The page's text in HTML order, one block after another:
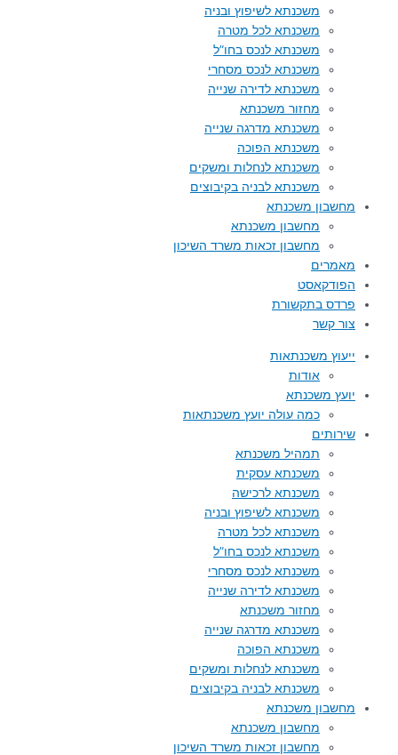
משכנתא לשיפוץ ובניה
משכנתא לכל מטרה
משכנתא לנכס בחו”ל
משכנתא לנכס מסחרי
משכנתא לדירה שנייה
מחזור משכנתא
משכנתא מדרגה שנייה
משכנתא הפוכה
משכנתא לנחלות ומשקים
משכנתא לבניה בקיבוצים
מחשבון משכנתא
מחשבון משכנתא
מחשבון זכאות משרד השיכון
מאמרים
הפודקאסט
פרדס בתקשורת
צור קשר
ייעוץ משכנתאות
אודות
יועץ משכנתא
כמה עולה יועץ משכנתאות
שירותים
תמהיל משכנתא
משכנתא עסקית
משכנתא לרכישה
משכנתא לשיפוץ ובניה
משכנתא לכל מטרה
משכנתא לנכס בחו”ל
משכנתא לנכס מסחרי
משכנתא לדירה שנייה
מחזור משכנתא
משכנתא מדרגה שנייה
משכנתא הפוכה
משכנתא לנחלות ומשקים
משכנתא לבניה בקיבוצים
מחשבון משכנתא
מחשבון משכנתא
מחשבון זכאות משרד השיכון